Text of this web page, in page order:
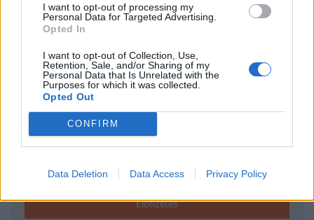
I want to opt-out of processing my
Personal Data for Targeted Advertising.
Opted In
I want to opt-out of Collection, Use,
Retention, Sale, and/or Sharing of my
Personal Data that Is Unrelated with the
Purposes for which it was collected.
Opted Out
CONFIRM
Data Deletion Data Access Privacy Policy
KEDVES OLVASÓNK!
A keresett cikk a portfolio.hu hírarchívumához
tartozik, melynek olvasása előfizetéses
regisztrációhoz kötött.
Az előfizetés a következőket tartalmazza:
Portfolio.hu teljes cikkarchívum
Kötéslisták: BÉT elmúlt 2 év napon belüli
kötéslistái
Előfizetés